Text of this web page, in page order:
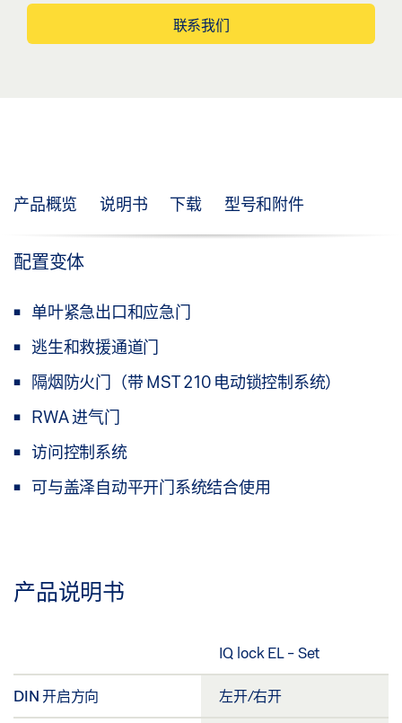
联系我们
产品概览 说明书 下载 型号和附件
配置变体
单叶紧急出口和应急门
逃生和救援通道门
隔烟防火门（带 MST 210 电动锁控制系统）
RWA 进气门
访问控制系统
可与盖泽自动平开门系统结合使用
产品说明书
IQ lock EL - Set
DIN 开启方向 左开/右开